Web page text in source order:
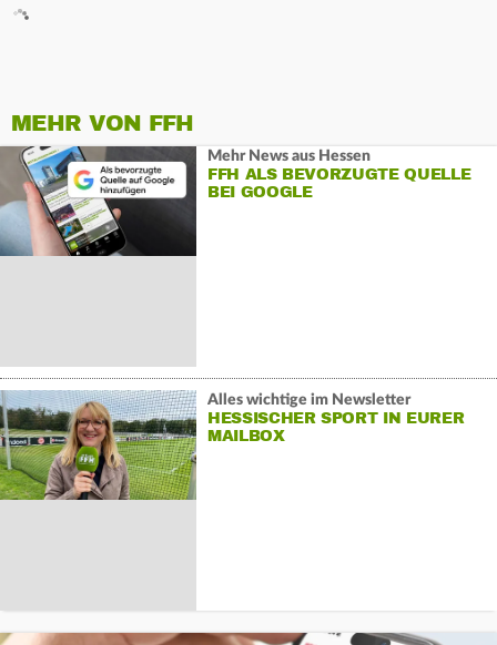
MEHR VON FFH
Mehr News aus Hessen
FFH ALS BEVORZUGTE QUELLE
BEI GOOGLE
Alles wichtige im Newsletter
HESSISCHER SPORT IN EURER
MAILBOX